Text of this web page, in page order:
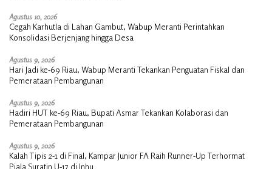
Agustus 10, 2026
Cegah Karhutla di Lahan Gambut, Wabup Meranti Perintahkan
Konsolidasi Berjenjang hingga Desa
Agustus 9, 2026
Hari Jadi ke-69 Riau, Wabup Meranti Tekankan Penguatan Fiskal dan
Pemerataan Pembangunan
Agustus 9, 2026
Hadiri HUT ke-69 Riau, Bupati Asmar Tekankan Kolaborasi dan
Pemerataan Pembangunan
Agustus 9, 2026
Kalah Tipis 2-1 di Final, Kampar Junior FA Raih Runner-Up Terhormat
Piala Suratin U-17 di Inhu